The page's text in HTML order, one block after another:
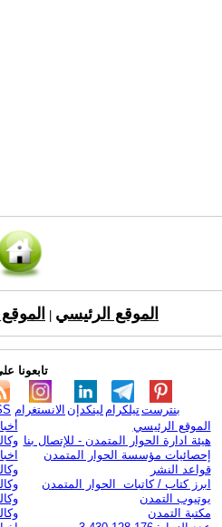
الموقع الرئيسي
تابعونا
الانستغرام لينكدإن تيلكرامبنترست
الموقع الرئيسي
هيئة ادارة الحوار المتمدن - للإتصال بنا
إحصائيات مؤسسة الحوار المتمدن
قواعد النشر
ابرز كتاب / كاتبات الحوار المتمدن
يوتيوب التمدن
مكتبة التمدن